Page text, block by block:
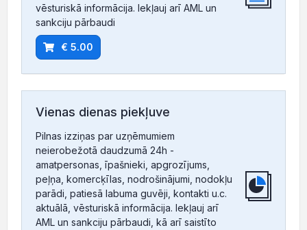
vēsturiskā informācija. Iekļauj arī AML un
sankciju pārbaudi
€ 5.00
Vienas dienas piekļuve
Pilnas izziņas par uzņēmumiem
neierobežotā daudzumā 24h -
amatpersonas, īpašnieki, apgrozījums,
peļņa, komercķīlas, nodrošinājumi, nodokļu
parādi, patiesā labuma guvēji, kontakti u.c.
aktuālā, vēsturiskā informācija. Iekļauj arī
AML un sankciju pārbaudi, kā arī saistīto